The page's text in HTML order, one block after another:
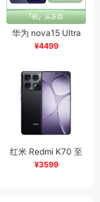
华为 nova15 Ultra
金币版
¥4499
红米 Redmi K70 至
尊版
¥3599